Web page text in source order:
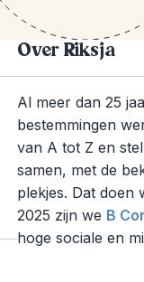
Over Riksja
Al meer dan 25
bestemmingen
van A tot Z en
samen, met de
plekjes. Dat doen
2025 zijn we B
hoge sociale en